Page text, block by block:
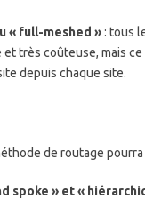
« full-meshed »: tous
très coûteuse, mais
depuis chaque site.
de routage pourra
spoke » et «